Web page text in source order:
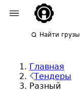
Найти грузы
Главная
Тендеры
Разный